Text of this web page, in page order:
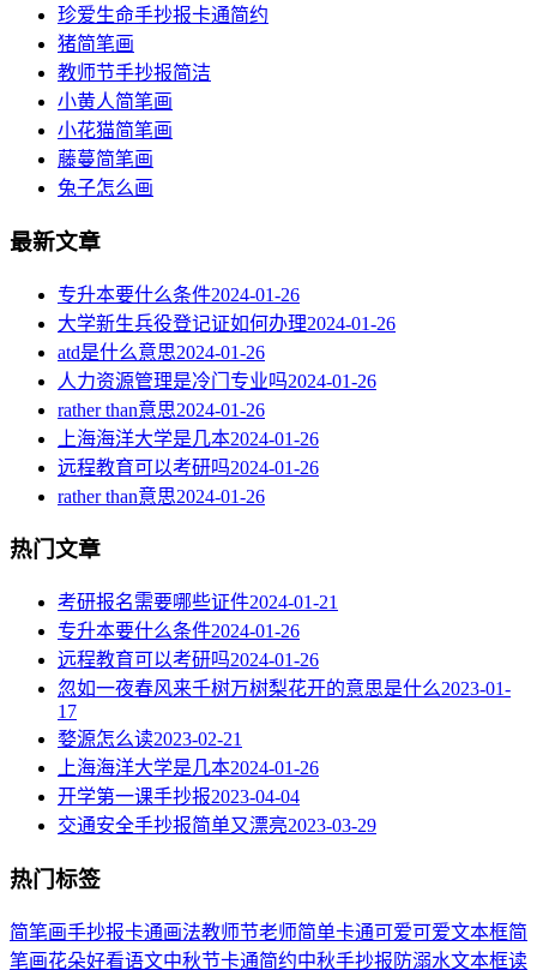
珍爱生命手抄报卡通简约
猪简笔画
教师节手抄报简洁
小黄人简笔画
小花猫简笔画
藤蔓简笔画
兔子怎么画
最新文章
专升本要什么条件2024-01-26
大学新生兵役登记证如何办理2024-01-26
atd是什么意思2024-01-26
人力资源管理是冷门专业吗2024-01-26
rather than意思2024-01-26
上海海洋大学是几本2024-01-26
远程教育可以考研吗2024-01-26
rather than意思2024-01-26
热门文章
考研报名需要哪些证件2024-01-21
专升本要什么条件2024-01-26
远程教育可以考研吗2024-01-26
忽如一夜春风来千树万树梨花开的意思是什么2023-01-
17
婺源怎么读2023-02-21
上海海洋大学是几本2024-01-26
开学第一课手抄报2023-04-04
交通安全手抄报简单又漂亮2023-03-29
热门标签
简笔画手抄报卡通画法教师节老师简单卡通可爱可爱文本框简
笔画花朵好看语文中秋节卡通简约中秋手抄报 防溺水文本框读